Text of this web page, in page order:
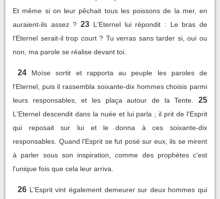
Et même si on leur pêchait tous les poissons de la mer, en
auraient-ils assez ? 23 L'Eternel lui répondit : Le bras de
l'Eternel serait-il trop court ? Tu verras sans tarder si, oui ou
non, ma parole se réalise devant toi.
24
Moïse sortit et rapporta au peuple les paroles de
l'Eternel, puis il rassembla soixante-dix hommes choisis parmi
leurs responsables, et les plaça autour de la Tente.
25
L'Eternel descendit dans la nuée et lui parla ; il prit de l'Esprit
qui reposait sur lui et le donna à ces soixante-dix
responsables. Quand l'Esprit se fut posé sur eux, ils se mirent
à parler sous son inspiration, comme des prophètes c'est
l'unique fois que cela leur arriva.
26 L'Esprit vint également demeurer sur deux hommes qui